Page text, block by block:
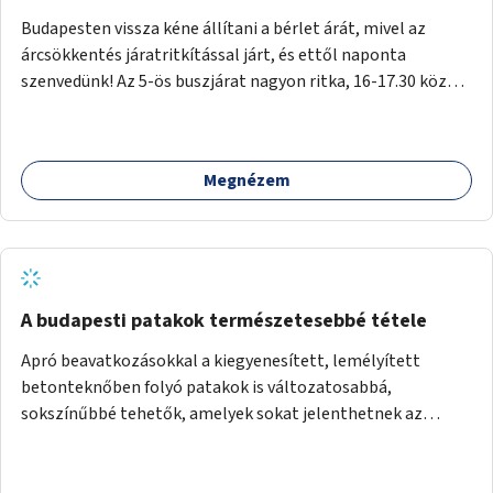
Budapesten vissza kéne állítani a bérlet árát, mivel az
árcsökkentés járatritkítással járt, és ettől naponta
szenvedünk! Az 5-ös buszjárat nagyon ritka, 16-17.30 között
kell utaznunk, gyerekkel együtt minden nap. Sokkal többet
érnénk vele, ha növelnék a bérlet árát és gyakorítanák a
megéreznénk.
Megnézem
A budapesti patakok természetesebbé tétele
Apró beavatkozásokkal a kiegyenesített, lemélyített
betonteknőben folyó patakok is változatosabbá,
sokszínűbbé tehetők, amelyek sokat jelenthetnek az